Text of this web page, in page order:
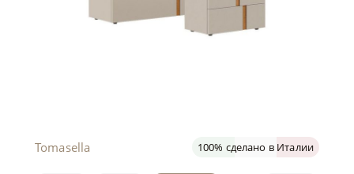
Tomasella 100% сделано в Италии